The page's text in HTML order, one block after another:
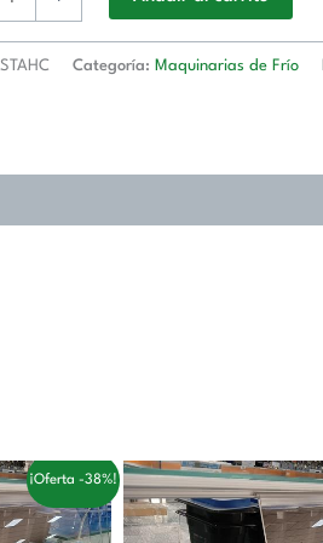
Categoría: Maquinarias de Frío
¡Oferta -38%!
El
precio
original
El
es: